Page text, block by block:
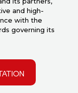
and high-
with the
governing its